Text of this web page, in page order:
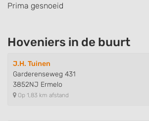
Prima gesnoeid
Hoveniers in de buurt
J.H. Tuinen
Garderenseweg 431
3852NJ Ermelo
Op 1,83 km afstand